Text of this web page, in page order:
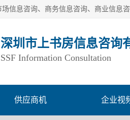
深圳市上书房信息咨询
SSF Information Consultation
供应商机 企业视